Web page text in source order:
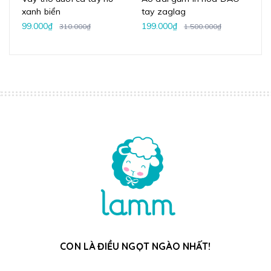
xanh biển
99.000₫
310.000₫
tay zaglag
199.000₫
1.500.000₫
CON LÀ ĐIỀU NGỌT NGÀO NHẤT!